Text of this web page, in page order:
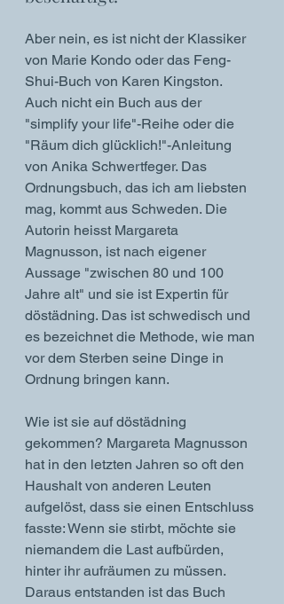
Aber nein, es ist nicht der Klassiker
von Marie Kondo oder das Feng-
Shui-Buch von Karen Kingston.
Auch nicht ein Buch aus der
"simplify your life"-Reihe oder die
"Räum dich glücklich!"-Anleitung
von Anika Schwertfeger. Das
Ordnungsbuch, das ich am liebsten
mag, kommt aus Schweden. Die
Autorin heisst Margareta
Magnusson, ist nach eigener
Aussage "zwischen 80 und 100
Jahre alt" und sie ist Expertin für
döstädning. Das ist schwedisch und
es bezeichnet die Methode, wie man
vor dem Sterben seine Dinge in
Ordnung bringen kann.
Wie ist sie auf döstädning
gekommen? Margareta Magnusson
hat in den letzten Jahren so oft den
Haushalt von anderen Leuten
aufgelöst, dass sie einen Entschluss
fasste: Wenn sie stirbt, möchte sie
niemandem die Last aufbürden,
hinter ihr aufräumen zu müssen.
Daraus entstanden ist das Buch